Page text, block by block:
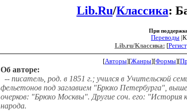
Lib.Ru/Классика:
При
Переводы
Lib.ru/Классика: [
[Авторы][Жанры][Формы][
Об авторе:
-- писатель, род. в 1851 г.; учился в Учительской
фельетонов под заглавием "Брюхо Петербурга",
очерков: "Брюхо Москвы". Другие соч. его:
народа.